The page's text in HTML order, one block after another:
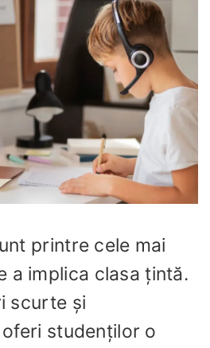
printre cele mai
a implica clasa țintă.
scurte și
studenților o